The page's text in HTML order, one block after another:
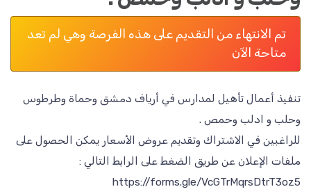
تم الانتهاء من التقديم على هذه الفرصة وهي لم تعد
متاحة الآن
تنفيذ أعمال تأهيل لمدارس في أرياف دمشق وحماة وطرطوس
للراغبين في الاشتراك وتقديم عروض الأسعار يمكن الحصول على